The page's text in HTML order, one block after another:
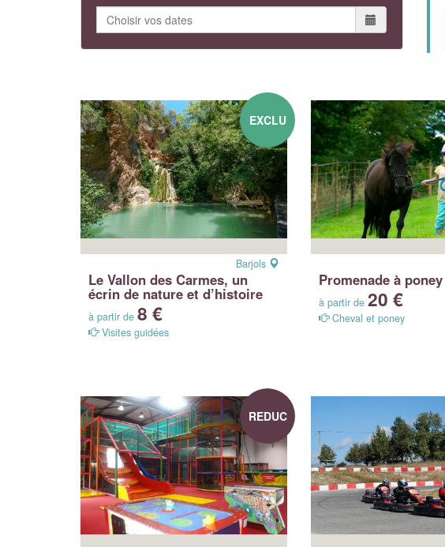
Barjols
Le Vallon des Carmes, un
écrin de nature et d’histoire
à partir de 8 €
Visites guidées
EXCLU
Promenade à poney
à partir de20 €
Cheval et poney
REDUC